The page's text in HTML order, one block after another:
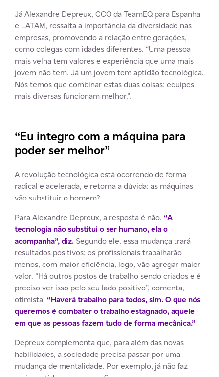
Já Alexandre Depreux, CCO da TeamEQ para Espanha
e LATAM, ressalta a importância da diversidade nas
empresas, promovendo a relação entre gerações,
como colegas com idades diferentes. “Uma pessoa
mais velha tem valores e experiência que uma mais
jovem não tem. Já um jovem tem aptidão tecnológica.
Nós temos que combinar estas duas coisas: equipes
mais diversas funcionam melhor.”.
“Eu integro com a máquina para
poder ser melhor”
A revolução tecnológica está ocorrendo de forma
radical e acelerada, e retorna a dúvida: as máquinas
vão substituir o homem?
Para Alexandre Depreux, a resposta é não. “A
tecnologia não substitui o ser humano, ela o
acompanha”, diz. Segundo ele, essa mudança trará
resultados positivos: os profissionais trabalharão
menos, com maior eficiência, logo, vão agregar maior
valor. “Há outros postos de trabalho sendo criados e é
preciso ver isso pelo seu lado positivo”, comenta,
otimista. “Haverá trabalho para todos, sim. O que nós
queremos é combater o trabalho estagnado, aquele
em que as pessoas fazem tudo de forma mecânica.”
Depreux complementa que, para além das novas
habilidades, a sociedade precisa passar por uma
mudança de mentalidade. Por exemplo, já não faz